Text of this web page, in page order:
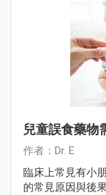
兒童誤食藥物
作者：Dr. E
臨床上常見有小
的常見原因與後